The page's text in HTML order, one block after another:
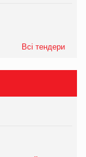
Всі тендери